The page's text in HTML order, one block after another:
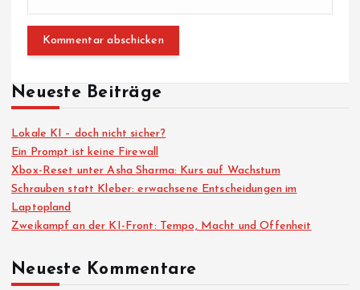
Neueste Beiträge
Lokale KI – doch nicht sicher?
Ein Prompt ist keine Firewall
Xbox-Reset unter Asha Sharma: Kurs auf Wachstum
Schrauben statt Kleber: erwachsene Entscheidungen im
Laptopland
Zweikampf an der KI-Front: Tempo, Macht und Offenheit
Neueste Kommentare